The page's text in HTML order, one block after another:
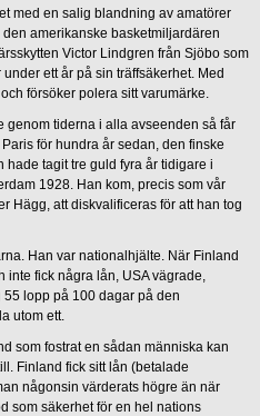
med en salig blandning av amatörer
amerikanske basketmiljardären
Victor Lindgren från Sjöbo som
ett år på sin träffsäkerhet. Med
försöker polera sitt varumärke.
genom tiderna i alla avseenden så får
för hundra år sedan, den finske
hade tagit tre guld fyra år tidigare i
1928. Han kom, precis som vår
Hägg, att diskvalificeras för att han tog
Han var nationalhjälte. När Finland
inte fick några lån, USA vägrade,
lopp på 100 dagar på den
utom ett.
som fostrat en sådan människa kan
Finland fick sitt lån (betalade
någonsin värderats högre än när
som säkerhet för en hel nations